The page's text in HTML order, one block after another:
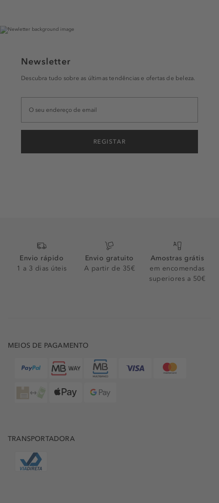
Newsletter
Descubra tudo sobre as últimas tendências e ofertas de beleza.
REGISTAR
Envio rápido
1 a 3 dias úteis
Envio gratuito
A partir de 35€
Amostras grátis
em encomendas
superiores a 50€
MEIOS DE PAGAMENTO
TRANSPORTADORA